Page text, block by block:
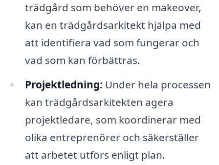
trädgård som behöver en makeover,
kan en trädgårdsarkitekt hjälpa med
att identifiera vad som fungerar och
vad som kan förbättras.
Projektledning: Under hela processen
kan trädgårdsarkitekten agera
projektledare, som koordinerar med
olika entreprenörer och säkerställer
att arbetet utförs enligt plan.